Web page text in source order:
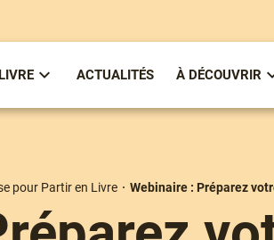
Sous-
#partirenlivre
ACTUALITÉS À DÉCOUVRIR
pour Partir en Livre Webinaire : Préparez